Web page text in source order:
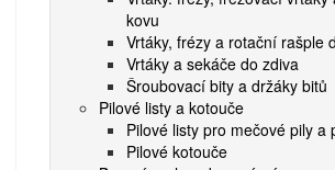
kovu
Vrtáky, frézy a rotační rašple
Vrtáky a sekáče do zdiva
Šroubovací bity a držáky bitů
Pilové listy a kotouče
Pilové listy pro mečové pily a
Pilové kotouče